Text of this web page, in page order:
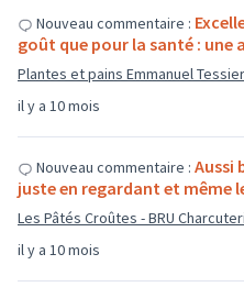
il y a 10 mois
Nouveau commentaire :
goût que pour la santé :
Plantes et pains Emmanuel
il y a 10 mois
Nouveau commentaire : Aussi
juste en regardant et même
Les Pâtés Croûtes - BRU